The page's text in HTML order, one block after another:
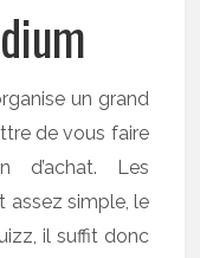
un grand
de vous faire
d’achat. Les
assez simple, le
il suffit donc